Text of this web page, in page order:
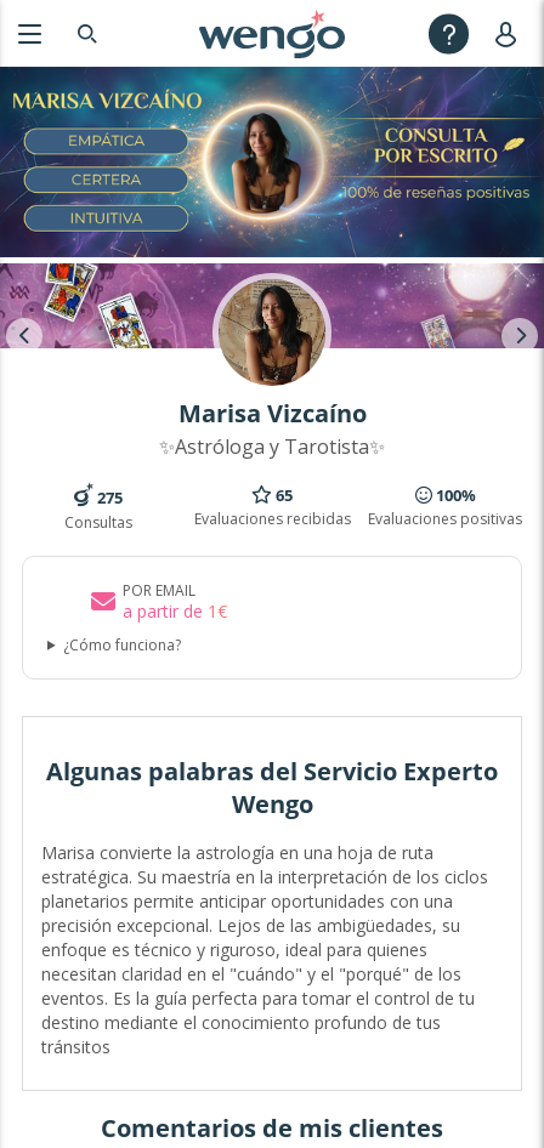
Marisa Vizcaíno
✨Astróloga y Tarotista✨
275
Consultas
65
Evaluaciones recibidas
100%
Evaluaciones positivas
POR EMAIL
a partir de 1€
¿Cómo funciona?
Algunas palabras del Servicio Experto
Wengo
Marisa convierte la astrología en una hoja de ruta
estratégica. Su maestría en la interpretación de los ciclos
planetarios permite anticipar oportunidades con una
precisión excepcional. Lejos de las ambigüedades, su
enfoque es técnico y riguroso, ideal para quienes
necesitan claridad en el "cuándo" y el "porqué" de los
eventos. Es la guía perfecta para tomar el control de tu
destino mediante el conocimiento profundo de tus
tránsitos
Comentarios de mis clientes